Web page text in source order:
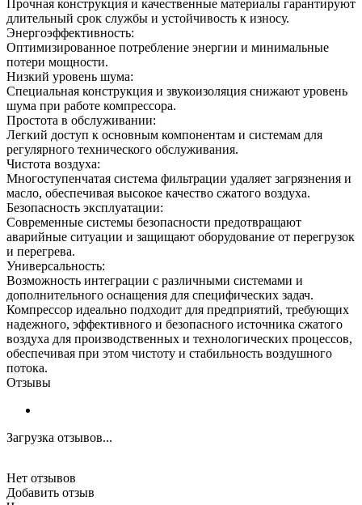
Прочная конструкция и качественные материалы гарантируют
длительный срок службы и устойчивость к износу.
Энергоэффективность:
Оптимизированное потребление энергии и минимальные
потери мощности.
Низкий уровень шума:
Специальная конструкция и звукоизоляция снижают уровень
шума при работе компрессора.
Простота в обслуживании:
Легкий доступ к основным компонентам и системам для
регулярного технического обслуживания.
Чистота воздуха:
Многоступенчатая система фильтрации удаляет загрязнения и
масло, обеспечивая высокое качество сжатого воздуха.
Безопасность эксплуатации:
Современные системы безопасности предотвращают
аварийные ситуации и защищают оборудование от перегрузок
и перегрева.
Универсальность:
Возможность интеграции с различными системами и
дополнительного оснащения для специфических задач.
Компрессор идеально подходит для предприятий, требующих
надежного, эффективного и безопасного источника сжатого
воздуха для производственных и технологических процессов,
обеспечивая при этом чистоту и стабильность воздушного
потока.
Отзывы
Загрузка отзывов...
Нет отзывов
Добавить отзыв